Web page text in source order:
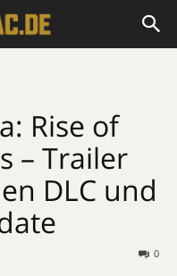
Rise of
– Trailer
DLC und
0